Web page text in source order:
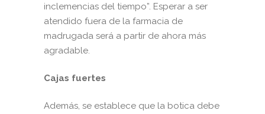
inclemencias del tiempo”. Esperar a ser
atendido fuera de la farmacia de
madrugada será a partir de ahora más
agradable.
Cajas fuertes
Además, se establece que la botica debe